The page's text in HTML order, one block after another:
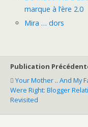
marque à l’ère 2.0
Mira … dors
Publication
Your Mother .. And My
Were Right: Blogger
Revisited